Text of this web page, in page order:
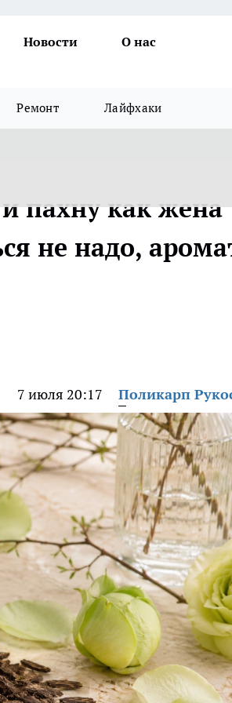
Новости
О нас
Ремонт Лайфхаки
пахну как жена
не надо,
7 июля 20:17 Поликарп